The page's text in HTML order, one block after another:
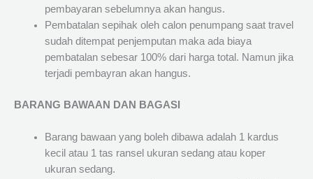
pembayaran sebelumnya akan hangus.
Pembatalan sepihak oleh calon penumpang saat travel
sudah ditempat penjemputan maka ada biaya
pembatalan sebesar 100% dari harga total. Namun jika
terjadi pembayran akan hangus.
BARANG BAWAAN DAN BAGASI
Barang bawaan yang boleh dibawa adalah 1 kardus
kecil atau 1 tas ransel ukuran sedang atau koper
ukuran sedang.